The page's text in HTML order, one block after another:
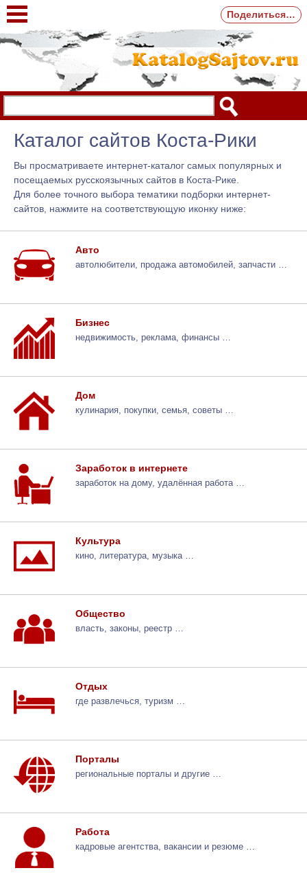
Каталог сайтов Коста-Рики
Вы просматриваете интернет-каталог самых популярных и
посещаемых русскоязычных сайтов в Коста-Рике.
Для более точного выбора тематики подборки интернет-
сайтов, нажмите на соответствующую иконку ниже:
Авто
автолюбители, продажа автомобилей, запчасти …
Бизнес
недвижимость, реклама, финансы …
Дом
кулинария, покупки, семья, советы …
Заработок в интернете
заработок на дому, удалённая работа …
Культура
кино, литература, музыка …
Общество
власть, законы, реестр …
Отдых
где развлечься, туризм …
Порталы
региональные порталы и другие …
Работа
кадровые агентства, вакансии и резюме …
Поделиться…